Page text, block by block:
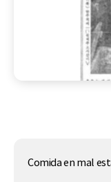
Comida en mal